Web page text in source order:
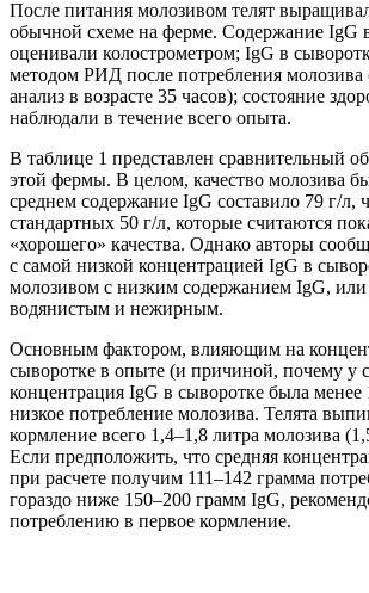
После питания молозивом телят
обычной схеме на ферме. Содержание IgG
оценивали колострометром; IgG в
методом РИД после потребления молозива
анализ в возрасте 35 часов); состояние
наблюдали в течение всего опыта.
В таблице 1 представлен сравнительный
этой фермы. В целом, качество молозива
среднем содержание IgG составило 79 г/л,
стандартных 50 г/л, которые считаются
«хорошего» качества. Однако авторы
с самой низкой концентрацией IgG в
молозивом с низким содержанием IgG,
водянистым и нежирным.
Основным фактором, влияющим на
сыворотке в опыте (и причиной, почему у
концентрация IgG в сыворотке была менее
низкое потребление молозива. Телята
кормление всего 1,4–1,8 литра молозива
Если предположить, что средняя
при расчете получим 111–142 грамма
гораздо ниже 150–200 грамм IgG,
потреблению в первое кормление.